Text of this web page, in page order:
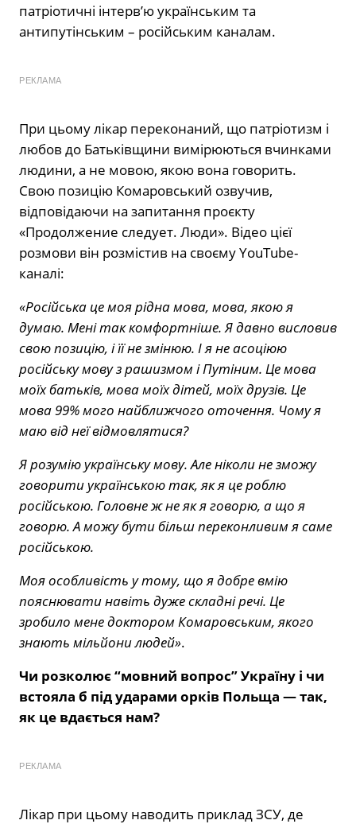
патріотичні інтерв’ю українським та
антипутінським – російським каналам.
РЕКЛАМА
При цьому лікар переконаний, що патріотизм і
любов до Батьківщини вимірюються вчинками
людини, а не мовою, якою вона говорить.
Свою позицію Комаровський озвучив,
відповідаючи на запитання проєкту
«Продолжение следует. Люди». Відео цієї
розмови він розмістив на своєму YouTube-
каналі:
«Російська це моя рідна мова, мова, якою я
думаю. Мені так комфортніше. Я давно висловив
свою позицію, і її не змінюю. І я не асоціюю
російську мову з рашизмом і Путіним. Це мова
моїх батьків, мова моїх дітей, моїх друзів. Це
мова 99% мого найближчого оточення. Чому я
маю від неї відмовлятися?
Я розумію українську мову. Але ніколи не зможу
говорити українською так, як я це роблю
російською. Головне ж не як я говорю, а що я
говорю. А можу бути більш переконливим я саме
російською.
Моя особливість у тому, що я добре вмію
пояснювати навіть дуже складні речі. Це
зробило мене доктором Комаровським, якого
знають мільйони людей».
Чи розколює “мовний вопрос” Україну і чи
встояла б під ударами орків Польща — так,
як це вдається нам?
РЕКЛАМА
Лікар при цьому наводить приклад ЗСУ, де